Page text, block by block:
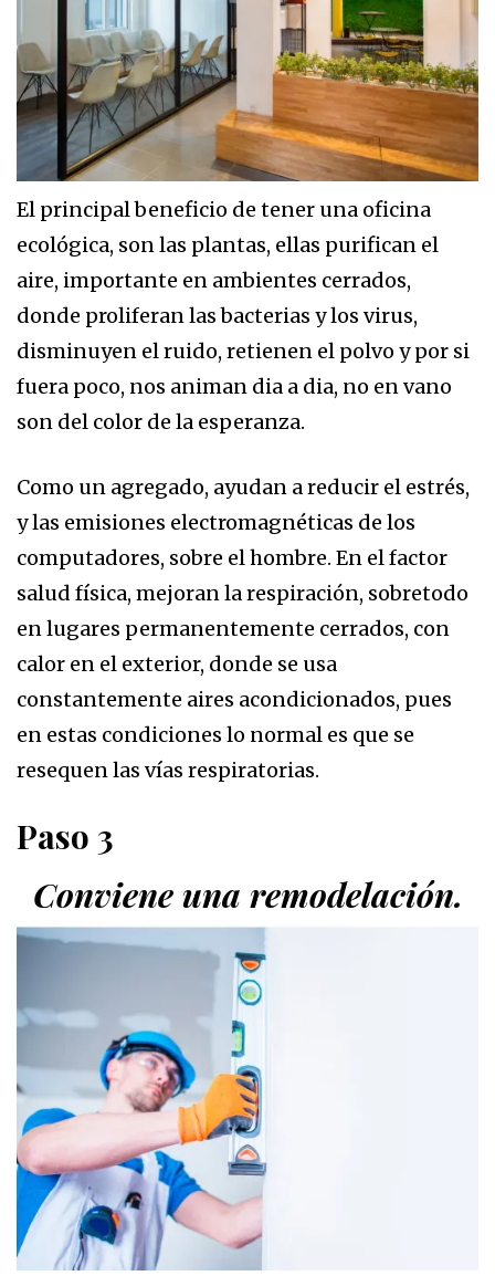
El principal beneficio de tener una oficina
ecológica, son las plantas, ellas purifican el
aire, importante en ambientes cerrados,
donde proliferan las bacterias y los virus,
disminuyen el ruido, retienen el polvo y por si
fuera poco, nos animan dia a dia, no en vano
son del color de la esperanza.
Como un agregado, ayudan a reducir el estrés,
y las emisiones electromagnéticas de los
computadores, sobre el hombre. En el factor
salud física, mejoran la respiración, sobretodo
en lugares permanentemente cerrados, con
calor en el exterior, donde se usa
constantemente aires acondicionados, pues
en estas condiciones lo normal es que se
resequen las vías respiratorias.
Paso 3
Conviene una remodelación.